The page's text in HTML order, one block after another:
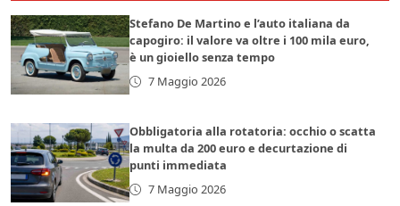
Stefano De Martino e l’auto italiana da
capogiro: il valore va oltre i 100 mila euro,
è un gioiello senza tempo
7 Maggio 2026
Obbligatoria alla rotatoria: occhio o scatta
la multa da 200 euro e decurtazione di
punti immediata
7 Maggio 2026